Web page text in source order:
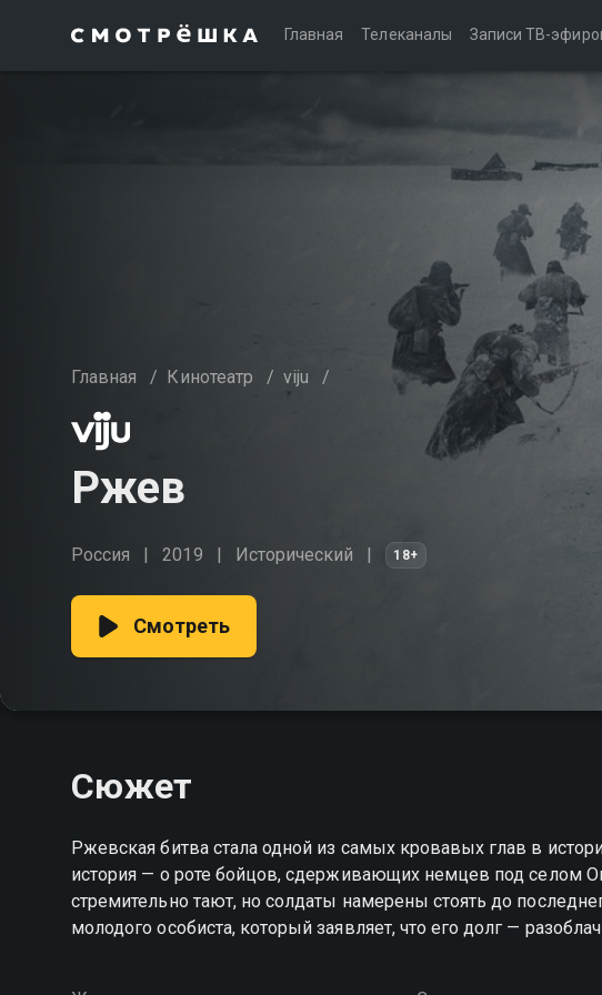
Главная Телеканалы Записи ТВ-
Главная / Кинотеатр / viju /
Ржев
Россия 2019 Исторический 18+
Смотреть
Сюжет
Ржевская битва стала одной из самых кровавых глав в
история — о роте бойцов, сдерживающих немцев под селом
стремительно тают, но солдаты намерены стоять до
молодого особиста, который заявляет, что его долг —